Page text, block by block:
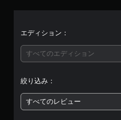
エディション：
すべてのエディション
絞り込み：
すべてのレビュー